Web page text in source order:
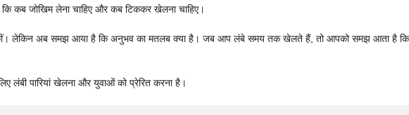
कब जोखिम लेना चाहिए और कब टिककर खेलना चाहिए।
लेकिन अब समझ आया है कि अनुभव का मतलब क्या है। जब आप लंबे समय तक खेलते हैं, तो आपको समझ आता है
लंबी पारियां खेलना और युवाओं को प्रेरित करना है।